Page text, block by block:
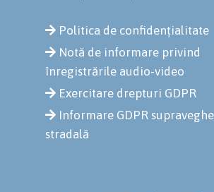
Politica de confidențialitate
Notă de informare privind
înregistrările audio-video
Exercitare drepturi GDPR
Informare GDPR
stradală